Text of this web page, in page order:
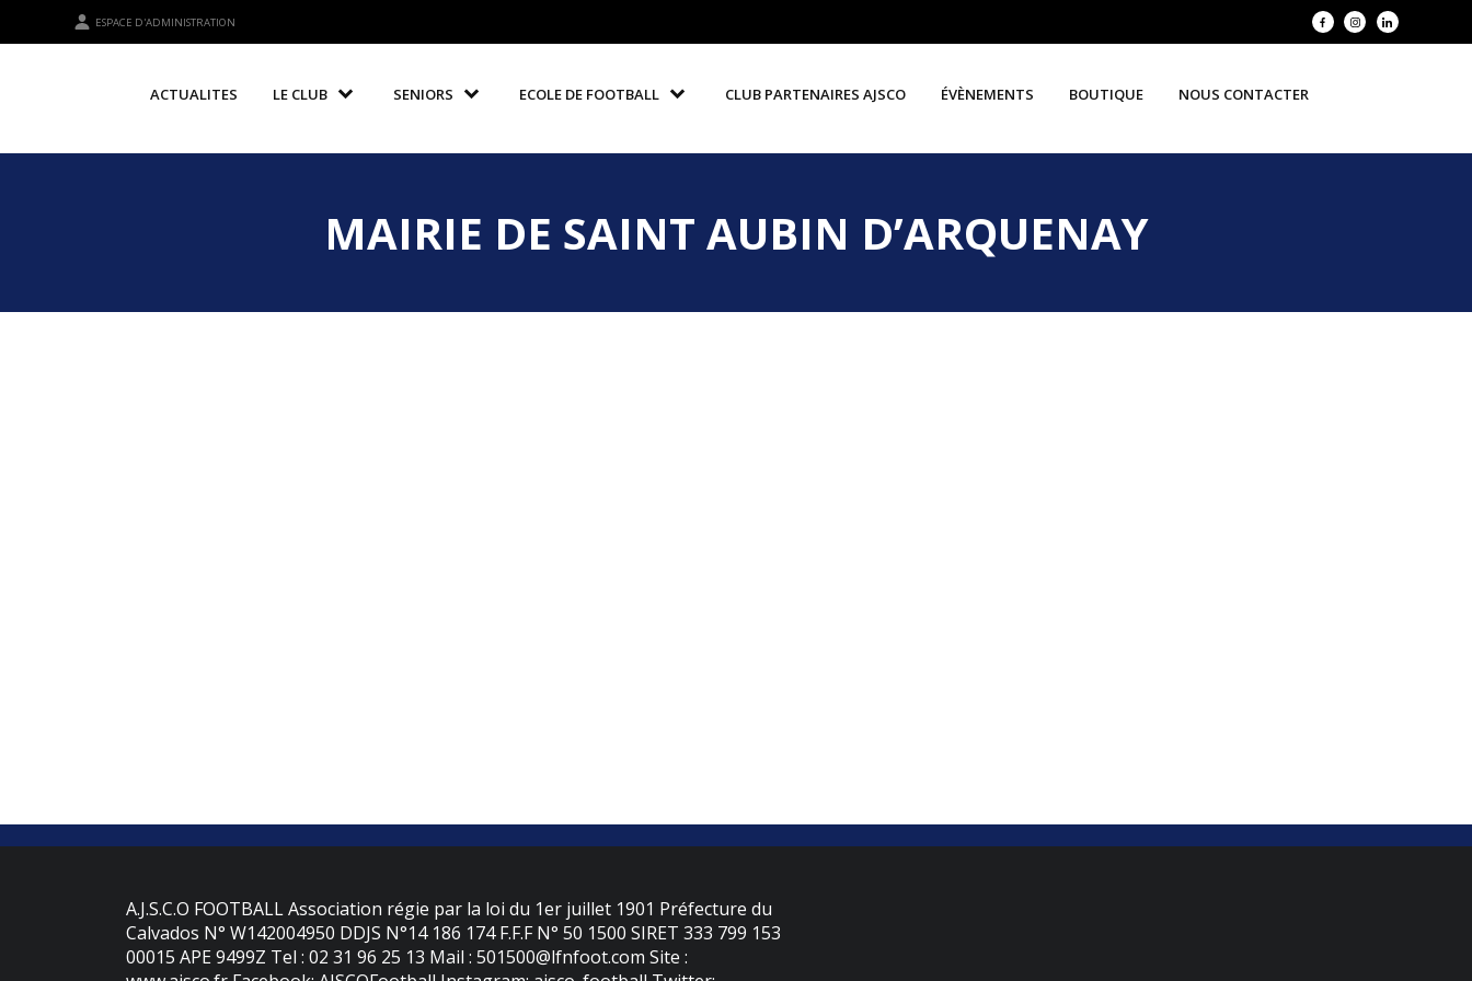
ESPACE D'ADMINISTRATION
ACTUALITES LE CLUB SENIORS ECOLE DE FOOTBALL CLUB PARTENAIRES AJSCO ÉVÈNEMENTS BOUTIQUE NOUS CONTACTER
MAIRIE DE SAINT AUBIN D’ARQUENAY
A.J.S.C.O FOOTBALL Association régie par la loi du 1er juillet 1901 Préfecture du
Calvados N° W142004950 DDJS N°14 186 174 F.F.F N° 50 1500 SIRET 333 799 153
00015 APE 9499Z Tel : 02 31 96 25 13 Mail : 501500@lfnfoot.com Site :